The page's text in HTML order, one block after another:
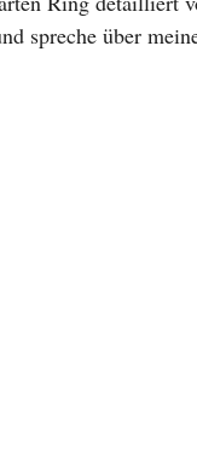
spreche über